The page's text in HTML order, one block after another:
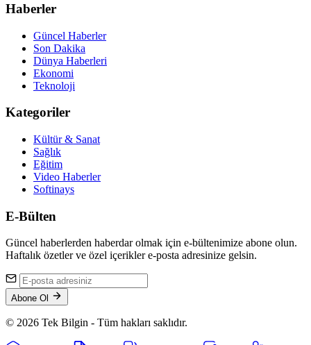
Haberler
Güncel Haberler
Son Dakika
Dünya Haberleri
Ekonomi
Teknoloji
Kategoriler
Kültür & Sanat
Sağlık
Eğitim
Video Haberler
Softinays
E-Bülten
Güncel haberlerden haberdar olmak için e-bültenimize abone olun.
Haftalık özetler ve özel içerikler e-posta adresinize gelsin.
Abone Ol
© 2026 Tek Bilgin - Tüm hakları saklıdır.